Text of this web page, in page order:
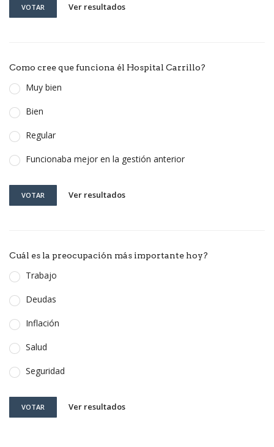
VOTAR Ver resultados
Como cree que funciona él Hospital Carrillo?
Muy bien
Bien
Regular
Funcionaba mejor en la gestión anterior
VOTAR Ver resultados
Cuál es la preocupación más importante hoy?
Trabajo
Deudas
Inflación
Salud
Seguridad
VOTAR Ver resultados